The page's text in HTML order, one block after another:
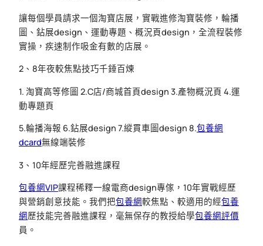
讓每個學員請求一個淘寶店展，實戰進修淘寶裝修，輪播
圖、鉆展design、運動專題、概況頁design，全流程裝修
實操，疾速制作吸金有數的店展。
2、8年夜較焦點技巧千錘百煉
1. 淘寶高等修圖 2.C店/商城首頁design 3.產物概況頁 4.運
動專題頁
5.輪播海報 6.鉆展design 7.縱貫車圖design 8.包養網
dcard無線端裝修
3、10年經歷完善融進課程
包養網VIP課程稀釋一線電商design專傢，10年實戰經歷
與營銷創意技能。我們把包養網較焦點、較適用的經包養
網歷技能完善融進課程，毫無保存的教授給學包養網評價
員。